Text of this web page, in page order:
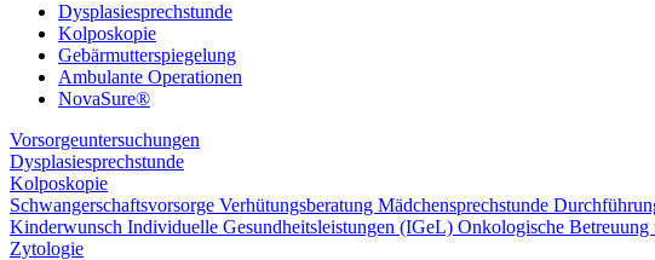
Dysplasiesprechstunde
Kolposkopie
Gebärmutterspiegelung
Ambulante Operationen
NovaSure®
Vorsorgeuntersuchungen
Dysplasiesprechstunde
Kolposkopie
Schwangerschaftsvorsorge Verhütungsberatung Mädchensprechstunde
Kinderwunsch Individuelle Gesundheitsleistungen (IGeL) Onkologische Betreuung
Zytologie